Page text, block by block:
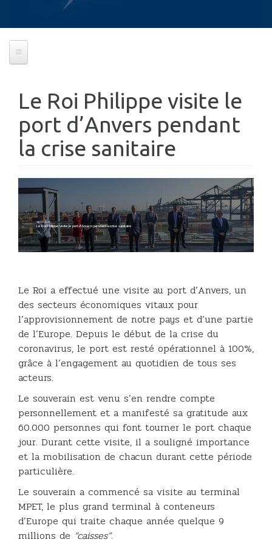
Le Roi Philippe visite le
port d’Anvers pendant
la crise sanitaire
28/04/2020
Le Roi Philippe visite le port d’Anvers pendant la crise sanitaire
Le Roi a effectué une visite au port d’Anvers, un
des secteurs économiques vitaux pour
l’approvisionnement de notre pays et d’une partie
de l’Europe. Depuis le début de la crise du
coronavirus, le port est resté opérationnel à 100%,
grâce à l’engagement au quotidien de tous ses
acteurs.
Le souverain est venu s’en rendre compte
personnellement et a manifesté sa gratitude aux
60.000 personnes qui font tourner le port chaque
jour. Durant cette visite, il a souligné importance
et la mobilisation de chacun durant cette période
particulière.
Le souverain a commencé sa visite au terminal
MPET, le plus grand terminal à conteneurs
d’Europe qui traite chaque année quelque 9
millions de “caisses”.